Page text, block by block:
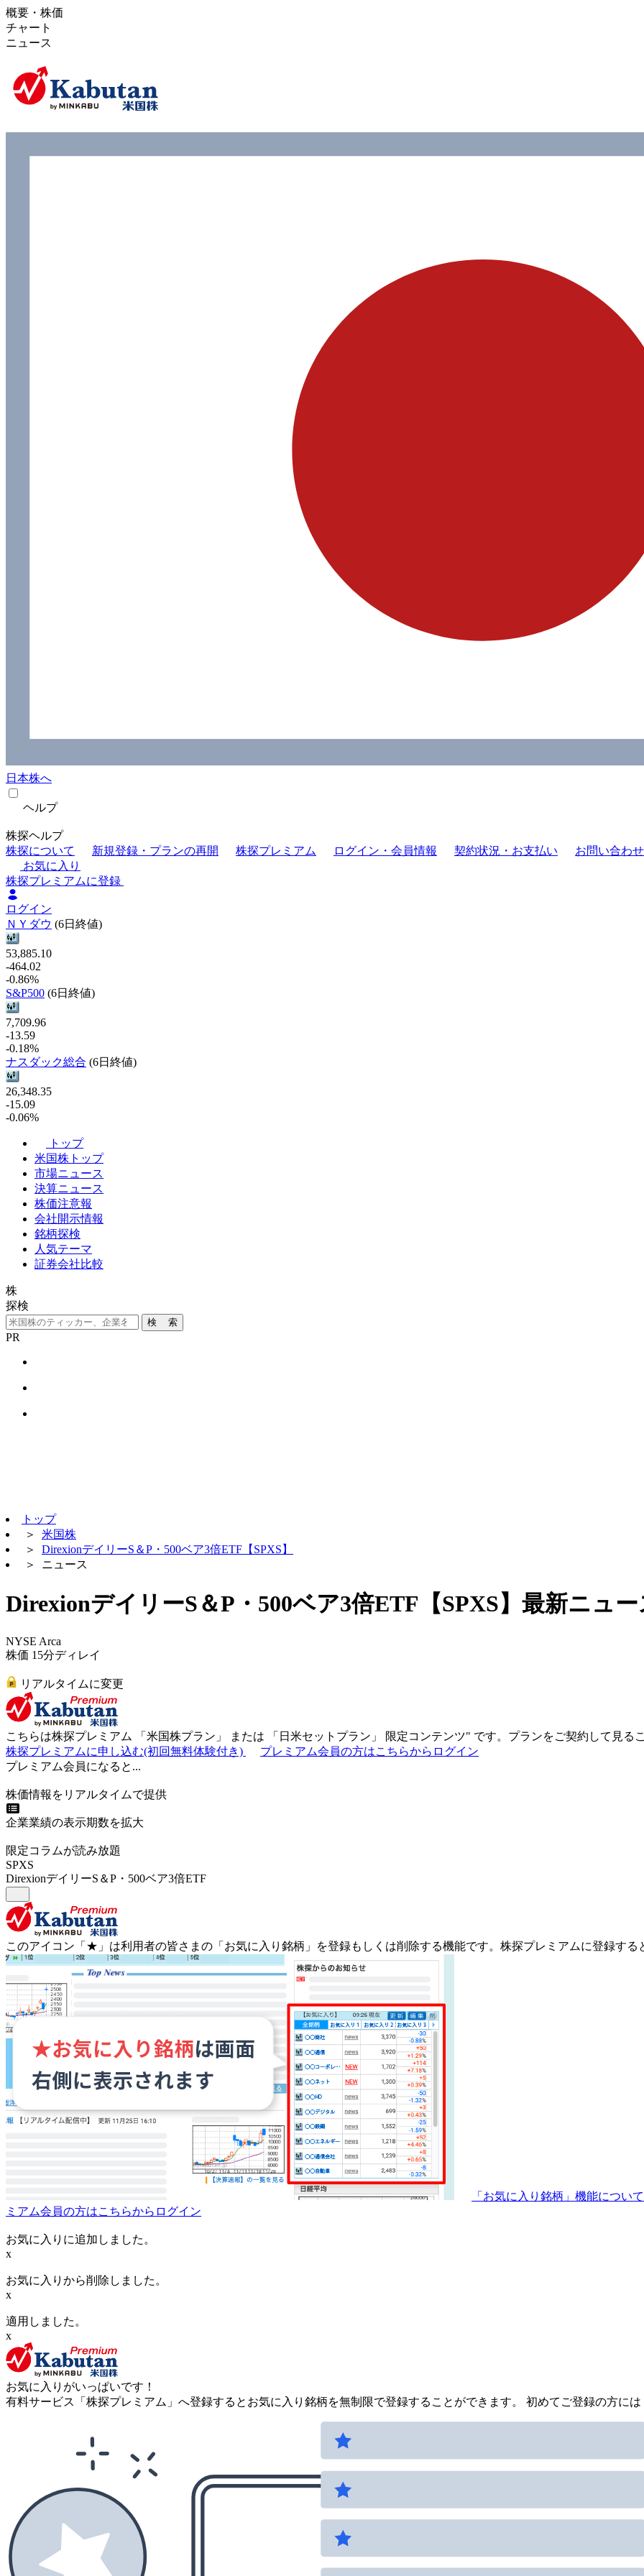
概要・株価
チャート
ニュース
日本株へ
ヘルプ
株探ヘルプ
株探について
新規登録・プランの再開 株探プレミアム ログイン・会員情報 契約状況・お支払い
お問い合わせ
お気に入り
株探プレミアムに登録
ログイン
ＮＹダウ (6日終値)
53,885.10
-464.02
-0.86%
S&P500 (6日終値)
7,709.96
-13.59
-0.18%
ナスダック総合 (6日終値)
26,348.35
-15.09
-0.06%
トップ
米国株トップ
市場ニュース
決算ニュース
株価注意報
会社開示情報
銘柄探検
人気テーマ
証券会社比較
株
探検
検 索
PR
トップ
＞ 米国株
＞ DirexionデイリーS＆P・500ベア3倍ETF【SPXS】
＞ ニュース
DirexionデイリーS＆P・500ベア3倍ETF【SPXS】最新ニュ
NYSE Arca
株価 15分ディレイ
リアルタイムに変更
こちらは株探プレミアム 「 米国株プラン 」 または 「 日米セットプラン 」 限定コンテンツ" です。プランをご契約して見る
株探プレミアムに申し込む(初回無料体験付き)
プレミアム会員の方はこちらからログイン
プレミアム会員になると...
株価情報をリアルタイムで提供
企業業績の表示期数を拡大
限定コラムが読み放題
SPXS
DirexionデイリーS＆P・500ベア3倍ETF
このアイコン 「★」 は利用者の皆さまの 「お気に入り銘柄」を登録もしくは削除する機能です。 株探プレミアムに登録する
「お気に入り銘柄」機能につい
ミアム会員の方はこちらからログイン
お気に入りに追加しました。
x
お気に入りから削除しました。
x
適用しました。
x
お気に入りがいっぱいです！
有料サービス「株探プレミアム」へ登録するとお気に入り銘柄を無制限で登録することができます。 初めてご登録の方に